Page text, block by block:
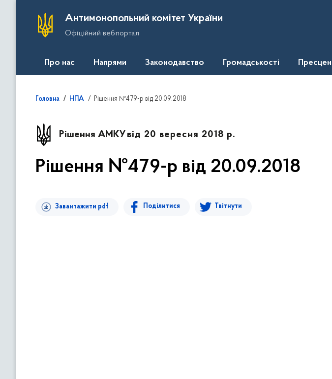
Антимонопольний комітет України
Офіційний вебпортал
Про нас Напрями Законодавство Громадськості
Головна НПА Рішення №479-р від 20.09.2018
Рішення АМКУ від 20 вересня 2018 р.
Рішення №479-р від 20.09.2018
Завантажити pdf Поділитися Твітнути